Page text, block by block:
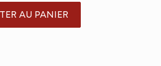
AU PANIER